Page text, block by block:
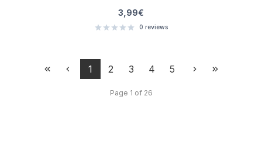
3,99€
0 reviews
1 2 3 4 5
Page 1 of 26